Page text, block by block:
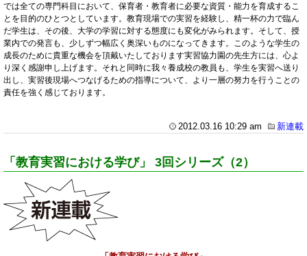
では全ての専門科目において、保育者・教育者に必要な資質・能力を育成するこ
とを目的のひとつとしています。教育現場での実習を経験し、精一杯の力で臨ん
だ学生は、その後、大学の学習に対する態度にも変化がみられます。そして、授
業内での発言も、少しずつ幅広く奥深いものになってきます。このような学生の
成長のために貴重な機会を頂戴いたしております実習協力園の先生方には、心よ
り深く感謝申し上げます。それと同時に我々養成校の教員も、学生を実習へ送り
出し、実習後現場へつなげるための指導について、より一層の努力を行うことの
責任を強く感じております。
2012.03.16 10:29 am 新連載
「教育実習における学び」 3回シリーズ（2）